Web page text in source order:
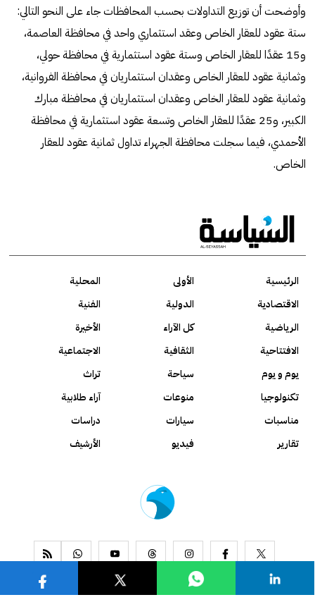
وأوضحت أن توزيع التداولات بحسب المحافظات جاء على النحو التالي:
ستة عقود للعقار الخاص وعقد استثماري واحد في محافظة العاصمة،
و15 عقدًا للعقار الخاص وستة عقود استثمارية في محافظة حولي،
وثمانية عقود للعقار الخاص وعقدان استثماريان في محافظة الفروانية،
وثمانية عقود للعقار الخاص وعقدان استثماريان في محافظة مبارك
الكبير، و25 عقدًا للعقار الخاص وتسعة عقود استثمارية في محافظة
الأحمدي، فيما سجلت محافظة الجهراء تداول ثمانية عقود للعقار
الخاص.
الرئيسية الأولى
المحلية
الاقتصادية
الدولية
الفنية
الرياضية
كل الآراء
الأخيرة
الافتتاحية
الثقافية
الاجتماعية
يوم و يوم
سياحة
تراث
تكنولوجيا
منوعات
آراء طلابية
مناسبات
سيارات
دراسات
تقارير
فيديو الأرشيف